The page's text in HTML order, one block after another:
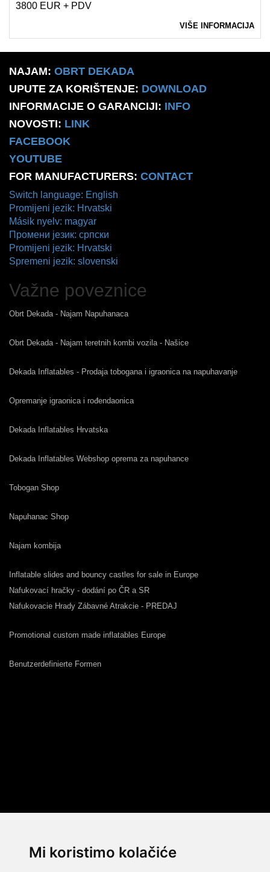
Mi koristimo kolačiće
3800 EUR + PDV
VIŠE INFORMACIJA
NAJAM: OBRT DEKADA
UPUTE ZA KORIŠTENJE: DOWNLOAD
INFORMACIJE O GARANCIJI: INFO
NOVOSTI: LINK
FACEBOOK
YOUTUBE
FOR MANUFACTURERS: CONTACT
Switch language: English
Promijeni jezik: Hrvatski
Másik nyelv: magyar
Промени језик: српски
Promijeni jezik: Hrvatski
Spremeni jezik: slovenski
Važne poveznice
Obrt Dekada - Najam Napuhanaca
Obrt Dekada - Najam teretnih kombi vozila - Našice
Dekada Inflatables - Prodaja tobogana i igraonica na napuhavanje
Opremanje igraonica i rođendaonica
Dekada Inflatables Hrvatska
Dekada Inflatables Webshop oprema za napuhance
Tobogan Shop
Napuhanac Shop
Najam kombija
Inflatable slides and bouncy castles for sale in Europe
Nafukovací hračky - dodání po ČR a SR
Nafukovacie Hrady Zábavné Atrakcie - PREDAJ
Promotional custom made inflatables Europe
Benutzerdefinierte Formen